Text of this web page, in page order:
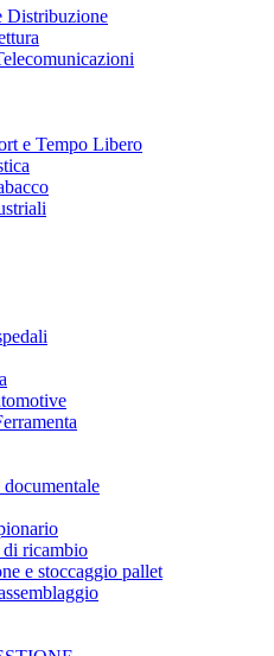
Distribuzione
e Tempo Libero
di ricambio
e stoccaggio pallet